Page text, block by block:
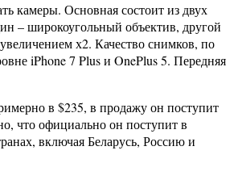
камеры. Основная состоит из двух
– широкоугольный объектив, другой
х2. Качество снимков, по
iPhone 7 Plus и OnePlus 5. Передняя
в $235, в продажу он поступит
что официально он поступит в
включая Беларусь, Россию и